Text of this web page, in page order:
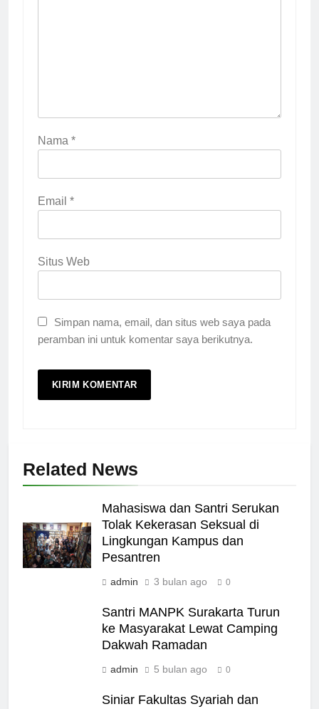
Nama *
Email *
Situs Web
Simpan nama, email, dan situs web saya pada
peramban ini untuk komentar saya berikutnya.
Related News
Mahasiswa dan Santri Serukan
Tolak Kekerasan Seksual di
Lingkungan Kampus dan
Pesantren
admin 3 bulan ago 0
Santri MANPK Surakarta Turun
ke Masyarakat Lewat Camping
Dakwah Ramadan
admin 5 bulan ago 0
Siniar Fakultas Syariah dan